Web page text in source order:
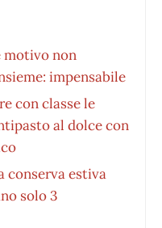
motivo non
impensabile
con classe le
al dolce con
conserva estiva
solo 3